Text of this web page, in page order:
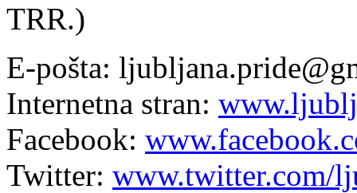
TRR.)
E-pošta:
Internetna stran:
Facebook:
Twitter: www.twitter.com/